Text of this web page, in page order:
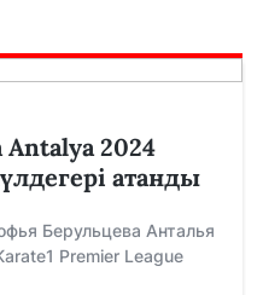
2024
атанды
Берульцева Анталья
Premier League